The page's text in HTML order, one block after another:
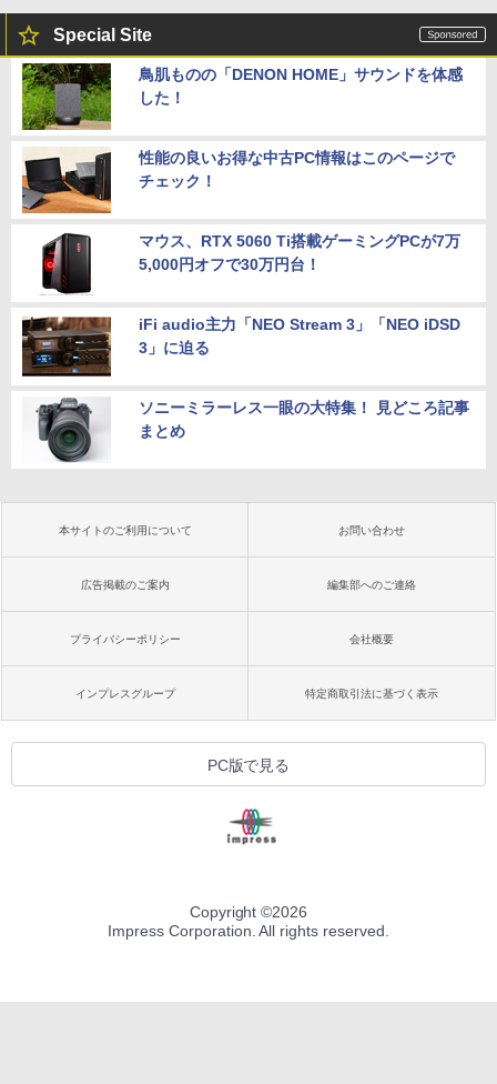
Special Site
鳥肌ものの「DENON HOME」サウンドを体感
した！
性能の良いお得な中古PC情報はこのページで
チェック！
マウス、RTX 5060 Ti搭載ゲーミングPCが7万
5,000円オフで30万円台！
iFi audio主力「NEO Stream 3」「NEO iDSD
3」に迫る
ソニーミラーレス一眼の大特集！ 見どころ記事
まとめ
本サイトのご利用について お問い合わせ
広告掲載のご案内 編集部へのご連絡
プライバシーポリシー 会社概要
インプレスグループ 特定商取引法に基づく表示
PC版で見る
Copyright ©2026
Impress Corporation. All rights reserved.